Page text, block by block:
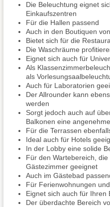
Die Beleuchtung eignet
Einkaufszentren
Für die Hallen passend
Auch in den Boutiquen
Bietet sich für die
Die Waschräume
Eignet sich auch für
Als
als
Auch für Laboratorien
Der Allrounder kann
werden
Sorgt jedoch auch auf
Balkonen eine
Für die Terrassen
Ideal auch für Hotels
In der Lobby eine solide
Für den Wartebereich,
Gästezimmer geeignet
Auch im Gästebad
Für Ferienwohnungen
Eignet sich auch für Ihren
Der überdachte Bereich